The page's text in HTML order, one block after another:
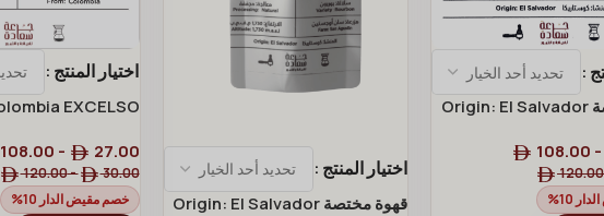
قهوة مختصة ⁨Origin: El Salvador
120.00
-
108.00
10%
اختيار المنتج
قهوة مختصة ⁨Origin: El Salvador
اختيار المنتج
30.00
-
120.00
27.00
-
108.00
خصم مقيض الدار 10%